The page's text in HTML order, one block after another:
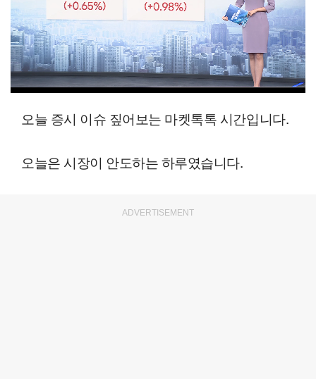
02:18 일반배속
오늘 증시 이슈 짚어보는 마켓톡톡 시간입니다.
오늘은 시장이 안도하는 하루였습니다.
ADVERTISEMENT